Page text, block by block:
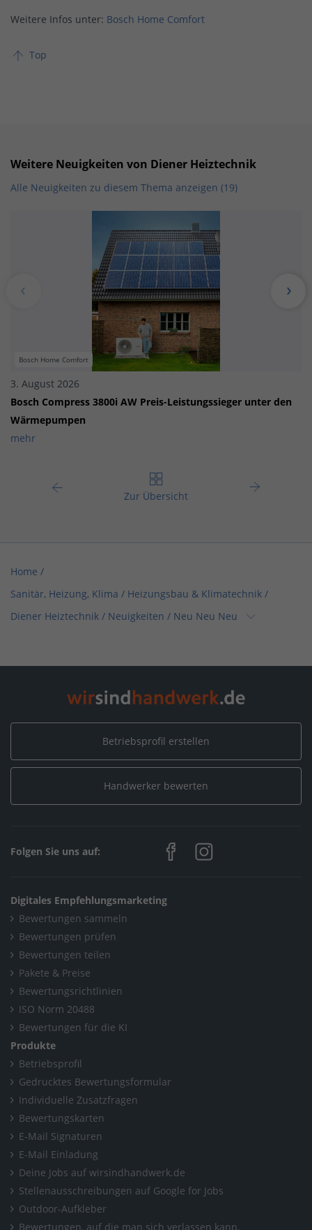
Weitere Infos unter: Bosch Home Comfort
Top
Weitere Neuigkeiten von Diener Heiztechnik
Alle Neuigkeiten zu diesem Thema anzeigen (19)
Bosch Home Comfort
3. August 2026
Bosch Compress 3800i AW Preis-Leistungssieger unter den
Wärmepumpen
mehr
Zur Übersicht
Home /
Sanitär, Heizung, Klima / Heizungsbau & Klimatechnik /
Diener Heiztechnik / Neuigkeiten / Neu Neu Neu
Sanitär, Heizung, Klima / Solar, Photovoltaik & Erneuerbare
Sanitär, Heizung, Klima / Installation & Heizungsbau
Diener Heiztechnik / Neuigkeiten / Neu Neu Neu
Rottenburg – Dettingen Diener Heiztechnik
Betriebsprofil erstellen
Handwerker bewerten
Folgen Sie uns auf:
Digitales Empfehlungsmarketing
Bewertungen sammeln
Bewertungen prüfen
Bewertungen teilen
Pakete & Preise
Bewertungsrichtlinien
ISO Norm 20488
Bewertungen für die KI
Produkte
Betriebsprofil
Gedrucktes Bewertungsformular
Individuelle Zusatzfragen
Bewertungskarten
E-Mail Signaturen
E-Mail Einladung
Deine Jobs auf wirsindhandwerk.de
Stellenausschreibungen auf Google for Jobs
Outdoor-Aufkleber
Bewertungen, auf die man sich verlassen kann.